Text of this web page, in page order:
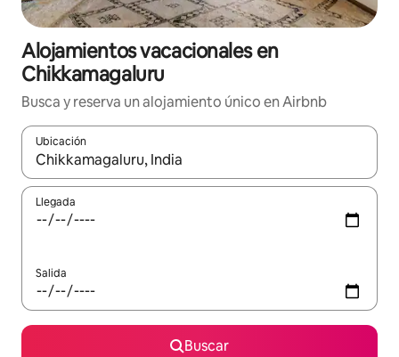
Alojamientos vacacionales en
Chikkamagaluru
Busca y reserva un alojamiento único en Airbnb
Ubicación
Cuando los resultados estén disponibles, podrás navegar
Llegada
Salida
Buscar